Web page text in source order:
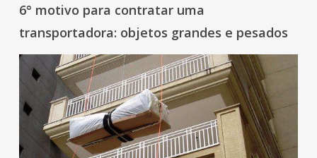
6° motivo para contratar uma
transportadora: objetos grandes e pesados